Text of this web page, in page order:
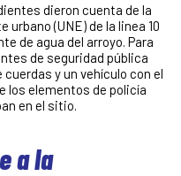
dieron cuenta de la
(UNE) de la linea 10
de agua del arroyo. Para
de seguridad pública
y un vehículo con el
los elementos de policía
en el sitio.
a la